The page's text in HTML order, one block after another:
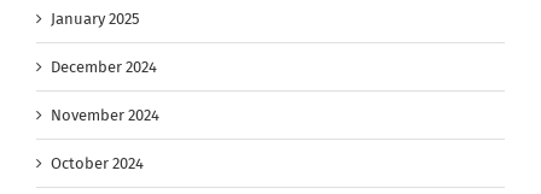
January 2025
December 2024
November 2024
October 2024